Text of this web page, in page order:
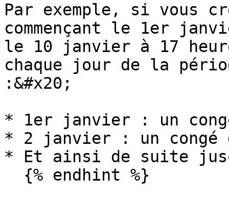
Par exemple, si vous
commençant le 1er
le 10 janvier à 17
chaque jour de la
:&#x20;
* 1er janvier : un
* 2 janvier : un congé
* Et ainsi de suite